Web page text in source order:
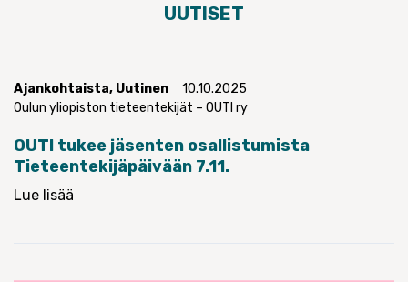
UUTISET
Ajankohtaista, Uutinen
10.10.2025
Oulun yliopiston tieteentekijät – OUTI ry
OUTI tukee jäsenten osallistumista
Tieteentekijäpäivään 7.11.
Lue lisää